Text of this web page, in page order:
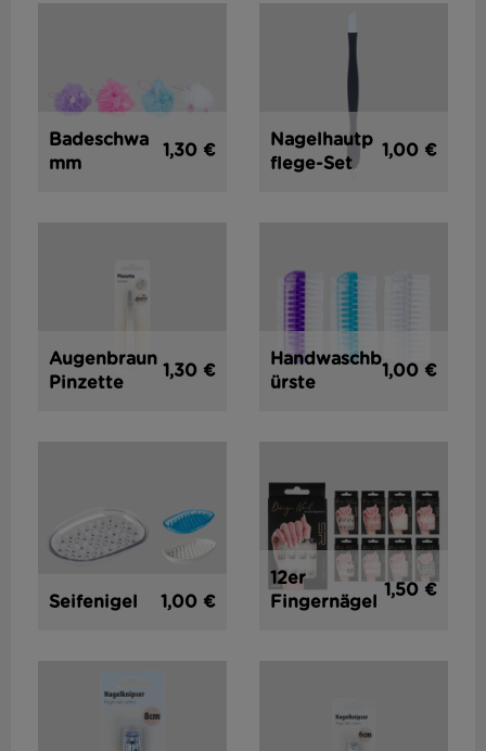
Badeschwa
mm
1,30 €
Nagelhautp
flege-Set
1,00 €
Augenbraun
Pinzette
1,30 €
Handwaschb
ürste
1,00 €
Seifenigel 1,00 €
12er
Fingernägel
1,50 €